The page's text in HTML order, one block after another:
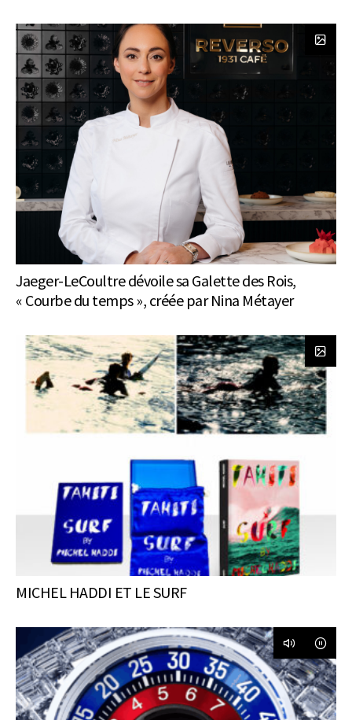
Jaeger-LeCoultre dévoile sa Galette des Rois,
« Courbe du temps », créée par Nina Métayer
MICHEL HADDI ET LE SURF